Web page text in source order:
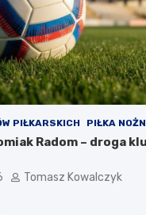
PIŁKARSKICH PIŁKA
Radom – droga
Tomasz Kowalczyk